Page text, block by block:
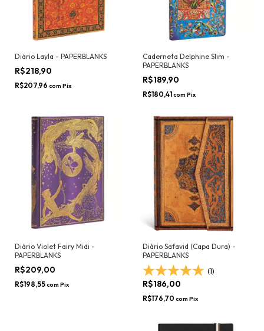
Diário Layla - PAPERBLANKS
R$218,90
R$207,96 com Pix
Caderneta Delphine Slim -
PAPERBLANKS
R$189,90
R$180,41com Pix
Diário Violet Fairy Midi -
PAPERBLANKS
R$209,00
R$198,55com Pix
Diário Safavid (Capa Dura) -
PAPERBLANKS
(1)
R$186,00
R$176,70 com Pix